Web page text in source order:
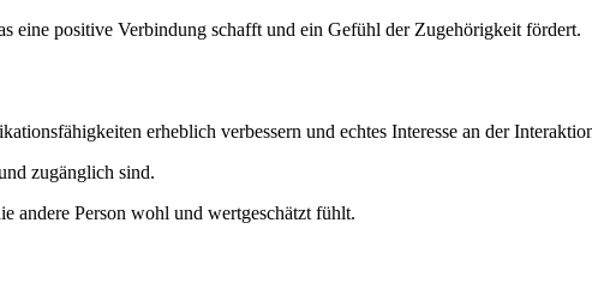
eine positive Verbindung schafft und ein Gefühl der Zugehörigkeit fördert.
erheblich verbessern und echtes Interesse an der
zugänglich sind.
andere Person wohl und wertgeschätzt fühlt.